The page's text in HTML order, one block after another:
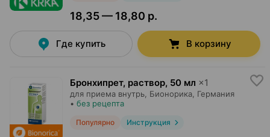
18,35 — 18,80 р.
Где купить В корзину
Бронхипрет, раствор, 50 мл ×1
для приема внутрь, Бионорика , Германия
• без рецепта
Популярно Инструкция